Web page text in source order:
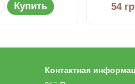
Купить 54
Контактная